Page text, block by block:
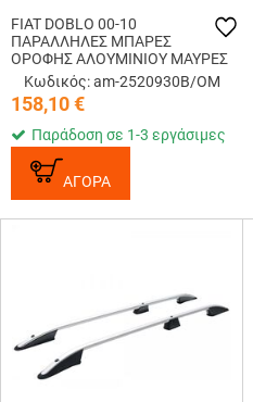
FIAT DOBLO 00-10
ΠΑΡΑΛΛΗΛΕΣ ΜΠΑΡΕΣ
ΟΡΟΦΗΣ ΑΛΟΥΜΙΝΙΟΥ ΜΑΥΡΕΣ
Κωδικός: am-2520930B/OM
158,10€
Παράδοση σε 1-3 εργάσιμες
ΑΓΟΡΑ